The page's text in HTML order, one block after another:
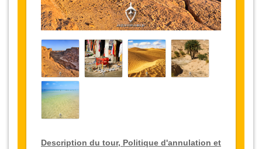
Description du tour, Politique d'annulation et